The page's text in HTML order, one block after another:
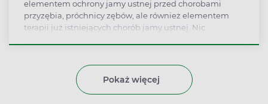
elementem ochrony jamy ustnej przed chorobami
przyzębia, próchnicy zębów, ale również elementem
terapii już istniejących chorób jamy ustnej. Nic
higiena jamy ustnej. Mało kto zdaje sobie sprawę, że
szczotkowanie zębów nie jest celem samym w sobie, ale
punktem wyjścia do dalszych zabiegów
Pokaż więcej